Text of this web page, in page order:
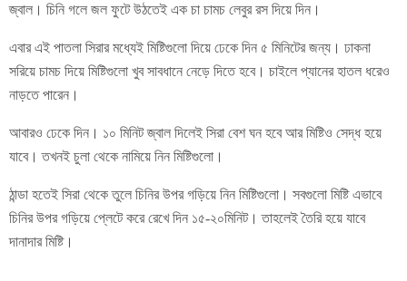
জ্বাল। চিনি গলে জল ফুটে উঠতেই এক চা চামচ লেবুর রস দিয়ে দিন।
এবার এই পাতলা সিরার মধ্যেই মিষ্টিগুলো দিয়ে ঢেকে দিন ৫ মিনিটের জন্য। ঢাকনা
সরিয়ে চামচ দিয়ে মিষ্টিগুলো খুব সাবধানে নেড়ে দিতে হবে। চাইলে প্যানের হাতল ধরেও
নাড়তে পারেন।
আবারও ঢেকে দিন। ১০ মিনিট জ্বাল দিলেই সিরা বেশ ঘন হবে আর মিষ্টিও সেদ্ধ হয়ে
যাবে। তখনই চুলা থেকে নামিয়ে নিন মিষ্টিগুলো।
ঠান্ডা হতেই সিরা থেকে তুলে চিনির উপর গড়িয়ে নিন মিষ্টিগুলো। সবগুলো মিষ্টি এভাবে
চিনির উপর গড়িয়ে প্লেটে করে রেখে দিন ১৫-২০মিনিট। তাহলেই তৈরি হয়ে যাবে
দানাদার মিষ্টি।